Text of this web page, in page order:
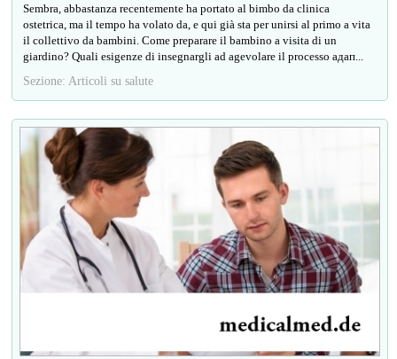
Sembra, abbastanza recentemente ha portato al bimbo da clinica
ostetrica, ma il tempo ha volato da, e qui già sta per unirsi al primo a vita
il collettivo da bambini. Come preparare il bambino a visita di un
giardino? Quali esigenze di insegnargli ad agevolare il processo адап...
Sezione: Articoli su salute